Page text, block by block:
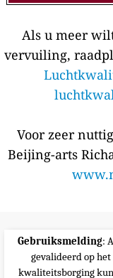
Als u meer
vervuiling,
Voor zeer
Beijing-arts
Gebruiksmelding:
gevalideerd op
kwaliteitsborging